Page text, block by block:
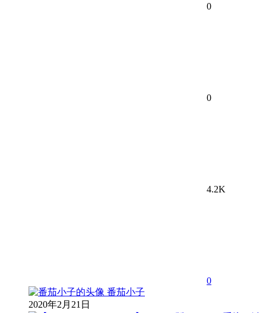
0
0
4.2K
0
番茄小子
2020年2月21日